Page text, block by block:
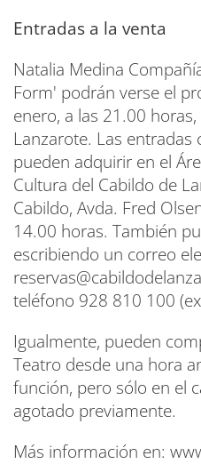
Entradas a la venta
Natalia Medina
Form' podrán verse el
enero, a las 21.00
Lanzarote. Las entradas
pueden adquirir en el
Cultura del Cabildo de
Cabildo, Avda. Fred
14.00 horas. También
escribiendo un correo
teléfono 928 810 100
Igualmente, pueden
Teatro desde una hora
función, pero sólo en el
agotado previamente.
Más información en: